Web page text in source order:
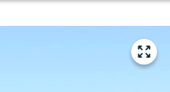
Gå
till